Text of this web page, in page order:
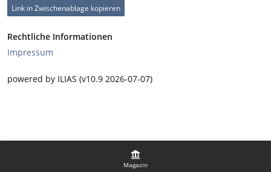
Magazin
Link in Zwischenablage kopieren
Rechtliche Informationen
Impressum
powered by ILIAS (v10.9 2026-07-07)